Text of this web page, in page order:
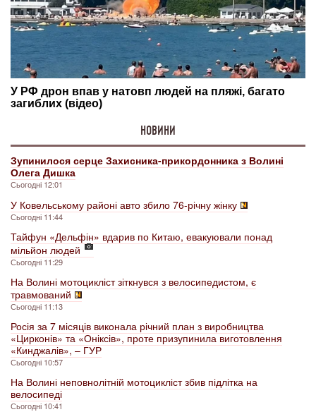
НОВИНИ
Зупинилося серце Захисника-прикордонника з Волині
Олега Дишка
Сьогодні 12:01
У Ковельському районі авто збило 76-річну жінку
Сьогодні 11:44
Тайфун «Дельфін» вдарив по Китаю, евакуювали понад
мільйон людей
Сьогодні 11:29
На Волині мотоцикліст зіткнувся з велосипедистом, є
травмований
Сьогодні 11:13
Росія за 7 місяців виконала річний план з виробництва
«Цирконів» та «Оніксів», проте призупинила виготовлення
«Кинджалів», – ГУР
Сьогодні 10:57
На Волині неповнолітній мотоцикліст збив підлітка на
велосипеді
Сьогодні 10:41